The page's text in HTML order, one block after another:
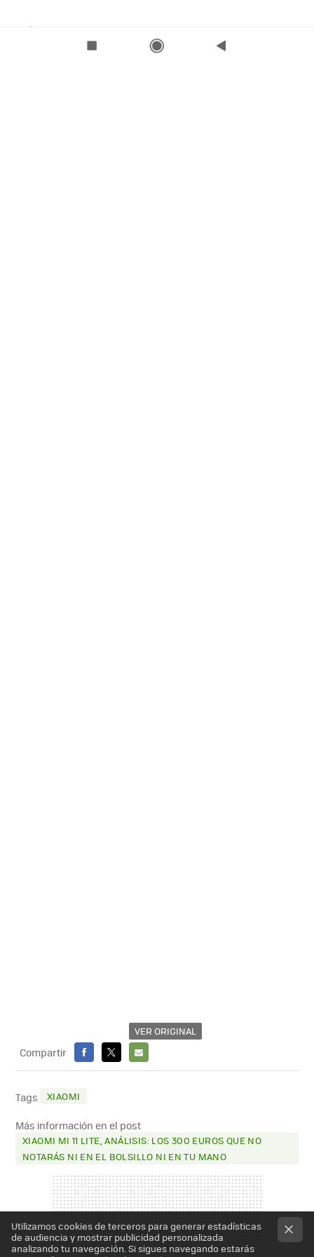
VER ORIGINAL
Compartir
FACEBOOK
X
E-
Tags XIAOMI
Más información en el post
XIAOMI MI 11 LITE, ANÁLISIS: LOS 300 EUROS QUE NO
NOTARÁS NI EN EL BOLSILLO NI EN TU MANO
Utilizamos cookies de terceros para generar estadísticas
de audiencia y mostrar publicidad personalizada
analizando tu navegación. Si sigues navegando estarás